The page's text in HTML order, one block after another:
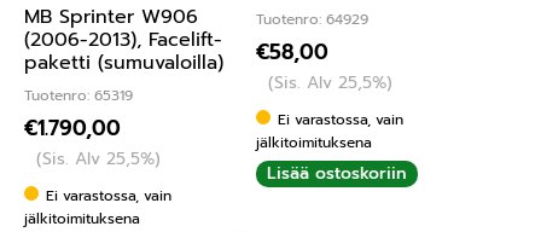
MB Sprinter W906
(2006-2013), Facelift-
paketti (sumuvaloilla)
Tuotenro: 65319
€1.790,00
(Sis. Alv 25,5%)
Ei varastossa, vain
jälkitoimituksena
Tuotenro: 64929
€58,00
(Sis. Alv 25,5%)
Ei varastossa, vain
jälkitoimituksena
Lisää ostoskoriin